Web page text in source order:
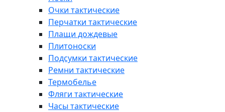
Очки тактические
Перчатки тактические
Плащи дождевые
Плитоноски
Подсумки тактические
Ремни тактические
Термобелье
Фляги тактические
Часы тактические